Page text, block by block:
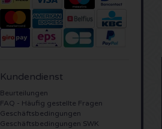
Kundendienst
Beurteilungen
FAQ - Häufig gestellte Fragen
Geschäftsbedingungen
Geschäftsbedingungen SWK